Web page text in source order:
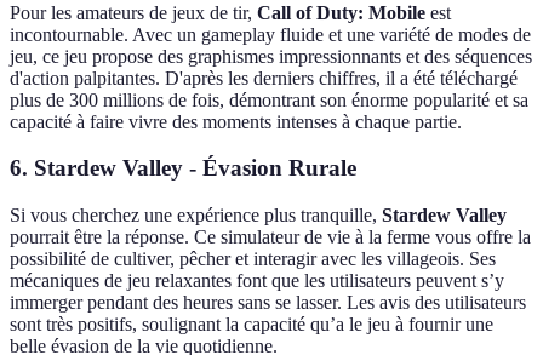
Pour les amateurs de jeux de tir, Call of Duty: Mobile est
incontournable. Avec un gameplay fluide et une variété de modes de
jeu, ce jeu propose des graphismes impressionnants et des séquences
d'action palpitantes. D'après les derniers chiffres, il a été téléchargé
plus de 300 millions de fois, démontrant son énorme popularité et sa
capacité à faire vivre des moments intenses à chaque partie.
6. Stardew Valley - Évasion Rurale
Si vous cherchez une expérience plus tranquille, Stardew Valley
pourrait être la réponse. Ce simulateur de vie à la ferme vous offre la
possibilité de cultiver, pêcher et interagir avec les villageois. Ses
mécaniques de jeu relaxantes font que les utilisateurs peuvent s’y
immerger pendant des heures sans se lasser. Les avis des utilisateurs
sont très positifs, soulignant la capacité qu’a le jeu à fournir une
belle évasion de la vie quotidienne.